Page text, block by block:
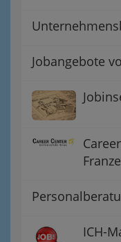
Jobangebote
ICH-